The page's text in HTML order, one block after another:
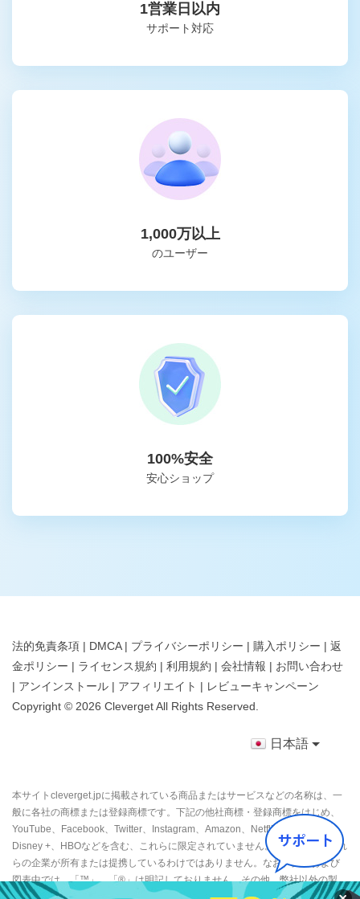
1営業日以内
サポート対応
1,000万以上
のユーザー
100%安全
安心ショップ
法的免責条項 | DMCA| プライバシーポリシー | 購入ポリシー | 返
金ポリシー | ライセンス規約 | 利用規約 | 会社情報 | お問い合わせ
| アンインストール | アフィリエイト | レビューキャンペーン
Copyright © 2026 ClevergetAll Rights Reserved.
日本語
本サイトcleverget.jpに掲載されている商品またはサービスなどの名称は、一
般に各社の商標または登録商標です。下記の他社商標・登録商標をはじめ、
YouTube、Facebook、Twitter、Instagram、Amazon、Netflix、Hulu、
Disney +、HBOなどを含む、これらに限定されていません。CleverGetはこれ
らの企業が所有または提携しているわけではありません。なお、文章および
図表中では、「™」、「®」は明記しておりません。その他、弊社以外の製